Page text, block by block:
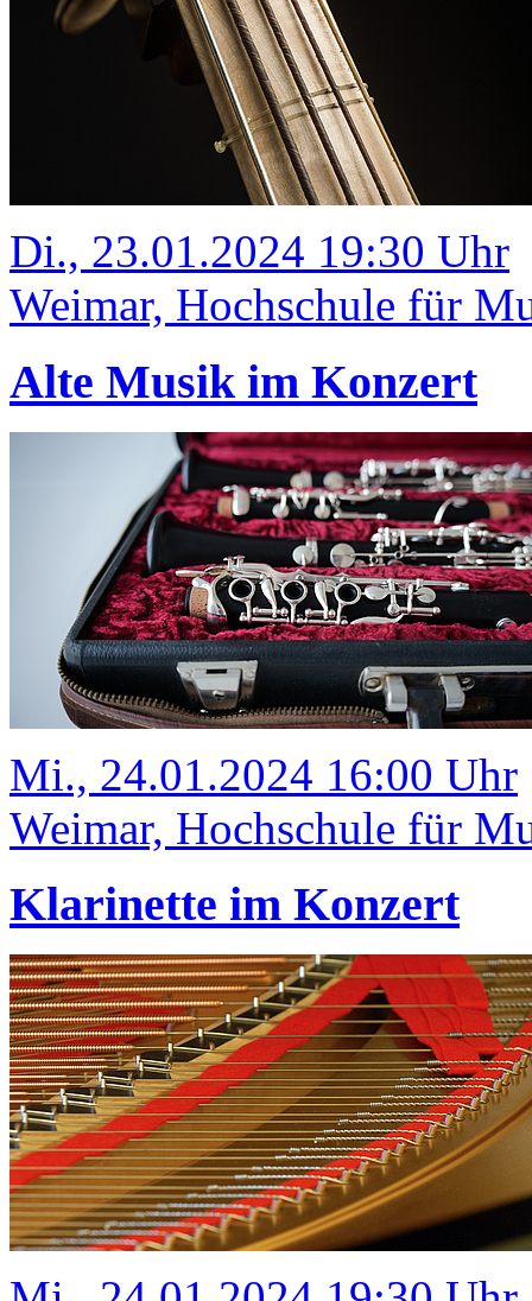
Di., 23.01.2024 19:30 Uhr
Weimar, Hochschule für
Alte Musik im Konzert
Mi., 24.01.2024 16:00 Uhr
Weimar, Hochschule für
Klarinette im Konzert